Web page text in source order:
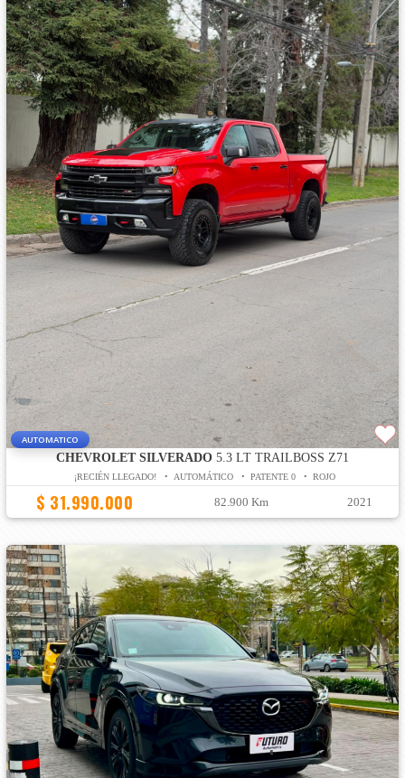
AUTOMATICO
CHEVROLET SILVERADO5.3 LT TRAILBOSS Z71
¡RECIÉN LLEGADO! • AUTOMÁTICO • PATENTE 0 • ROJO
$ 31.990.000 82.900 Km 2021